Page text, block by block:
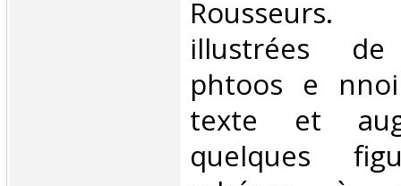
illustrées de
phtoos e
texte et
quelques